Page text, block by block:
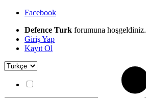
Facebook
Defence Turk forumuna hoşgeldiniz.
Giriş Yap
Kayıt Ol